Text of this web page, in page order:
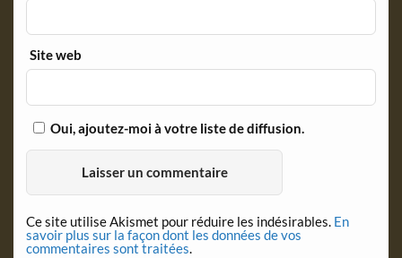
Site web
Oui, ajoutez-moi à votre liste de diffusion.
Ce site utilise Akismet pour réduire les indésirables. En
savoir plus sur la façon dont les données de vos
commentaires sont traitées.